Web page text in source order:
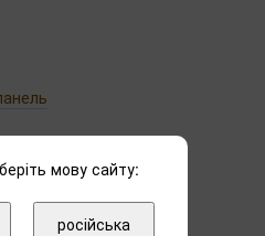
мову сайту:
російська